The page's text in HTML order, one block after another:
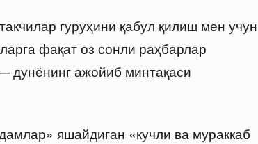
гуруҳини қабул қилиш мен учун
фақат оз сонли раҳбарлар
дунёнинг ажойиб минтақаси
яшайдиган «кучли ва мураккаб